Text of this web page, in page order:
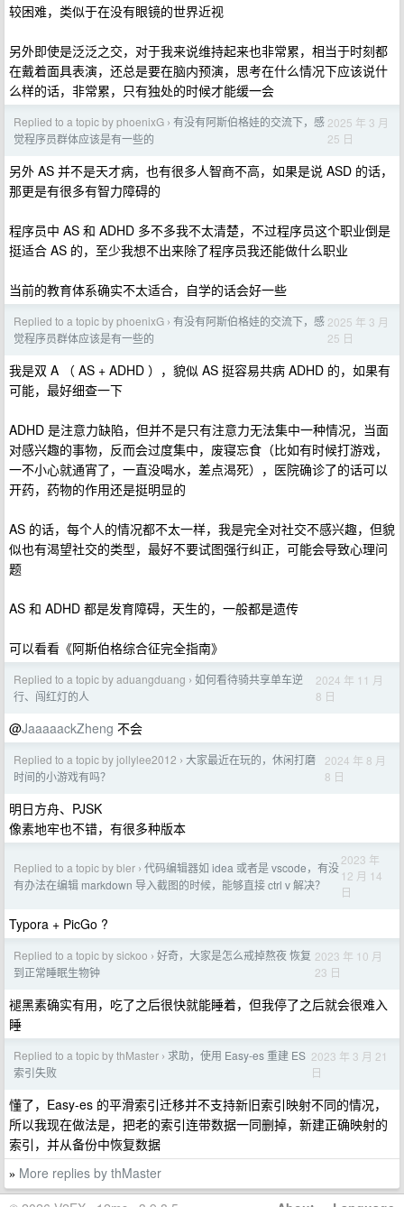
较困难，类似于在没有眼镜的世界近视
另外即使是泛泛之交，对于我来说维持起来也非常累，相当于时刻都
在戴着面具表演，还总是要在脑内预演，思考在什么情况下应该说什
么样的话，非常累，只有独处的时候才能缓一会
Replied to a topic by phoenixG › 有没有阿斯伯格娃的交流下，感
觉程序员群体应该是有一些的
2025 年 3 月
25 日
另外 AS 并不是天才病，也有很多人智商不高，如果是说 ASD 的话，
那更是有很多有智力障碍的
程序员中 AS 和 ADHD 多不多我不太清楚，不过程序员这个职业倒是
挺适合 AS 的，至少我想不出来除了程序员我还能做什么职业
当前的教育体系确实不太适合，自学的话会好一些
Replied to a topic by phoenixG › 有没有阿斯伯格娃的交流下，感
觉程序员群体应该是有一些的
2025 年 3 月
25 日
我是双 A （ AS + ADHD ），貌似 AS 挺容易共病 ADHD 的，如果有
可能，最好细查一下
ADHD 是注意力缺陷，但并不是只有注意力无法集中一种情况，当面
对感兴趣的事物，反而会过度集中，废寝忘食（比如有时候打游戏，
一不小心就通宵了，一直没喝水，差点渴死），医院确诊了的话可以
开药，药物的作用还是挺明显的
AS 的话，每个人的情况都不太一样，我是完全对社交不感兴趣，但貌
似也有渴望社交的类型，最好不要试图强行纠正，可能会导致心理问
题
AS 和 ADHD 都是发育障碍，天生的，一般都是遗传
可以看看《阿斯伯格综合征完全指南》
Replied to a topic by aduangduang › 如何看待骑共享单车逆
行、闯红灯的人
2024 年 11 月
8 日
@JaaaaackZheng 不会
Replied to a topic by jollylee2012 › 大家最近在玩的，休闲打磨
时间的小游戏有吗？
2024 年 8 月
8 日
明日方舟、PJSK
像素地牢也不错，有很多种版本
Replied to a topic by bler › 代码编辑器如 idea 或者是 vscode，有没
有办法在编辑 markdown 导入截图的时候，能够直接 ctrl v 解决？
2023 年
12 月 14
日
Typora + PicGo ?
Replied to a topic by sickoo › 好奇，大家是怎么戒掉熬夜 恢复
到正常睡眠生物钟
2023 年 10 月
23 日
褪黑素确实有用，吃了之后很快就能睡着，但我停了之后就会很难入
睡
Replied to a topic by thMaster › 求助，使用 Easy-es 重建 ES
索引失败
2023 年 3 月 21
日
懂了，Easy-es 的平滑索引迁移并不支持新旧索引映射不同的情况，
所以我现在做法是，把老的索引连带数据一同删掉，新建正确映射的
索引，并从备份中恢复数据
» More replies by thMaster